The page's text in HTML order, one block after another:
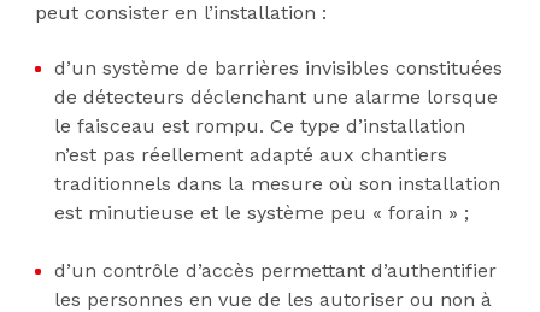
peut consister en l’installation :
d’un système de barrières invisibles constituées
de détecteurs déclenchant une alarme lorsque
le faisceau est rompu. Ce type d’installation
n’est pas réellement adapté aux chantiers
traditionnels dans la mesure où son installation
est minutieuse et le système peu « forain » ;
d’un contrôle d’accès permettant d’authentifier
les personnes en vue de les autoriser ou non à